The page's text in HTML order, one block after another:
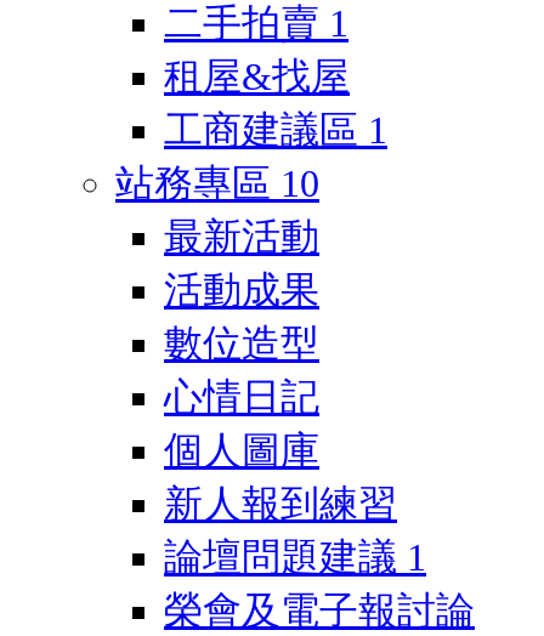
二手拍賣 1
租屋&找屋
工商建議區 1
站務專區 10
最新活動
活動成果
數位造型
心情日記
個人圖庫
新人報到練習
論壇問題建議 1
榮會及電子報討論